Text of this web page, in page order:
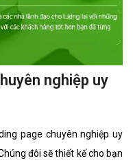
nghiệp uy
page chuyên nghiệp uy
đôi sẽ thiết kế cho bạn